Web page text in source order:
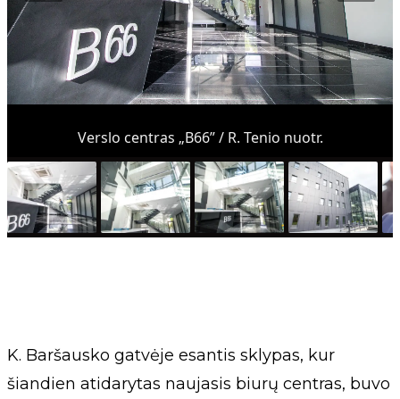
Verslo centras „B66” / R. Tenio nuotr.
K. Baršausko gatvėje esantis sklypas, kur
šiandien atidarytas naujasis biurų centras, buvo